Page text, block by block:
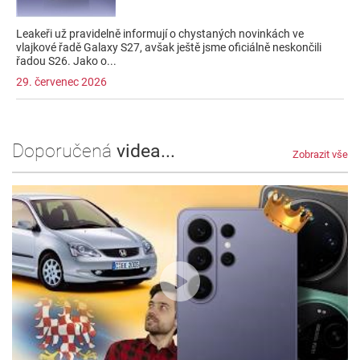
Leakeři už pravidelně informují o chystaných novinkách ve
vlajkové řadě Galaxy S27, avšak ještě jsme oficiálně neskončili
řadou S26. Jako o...
29. červenec 2026
Doporučená videa... Zobrazit vše